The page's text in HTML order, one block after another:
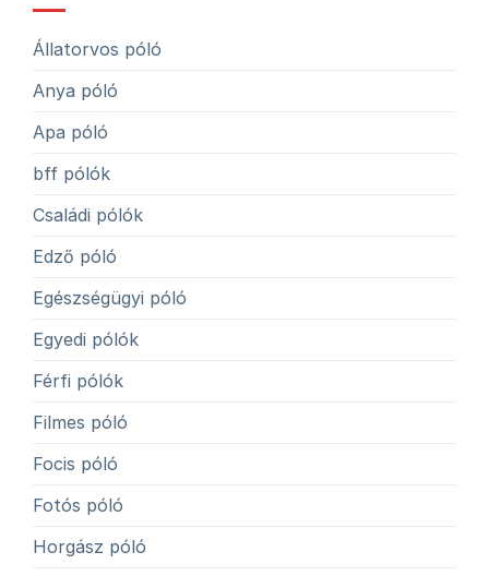
Állatorvos póló
Anya póló
Apa póló
bff pólók
Családi pólók
Edző póló
Egészségügyi póló
Egyedi pólók
Férfi pólók
Filmes póló
Focis póló
Fotós póló
Horgász póló